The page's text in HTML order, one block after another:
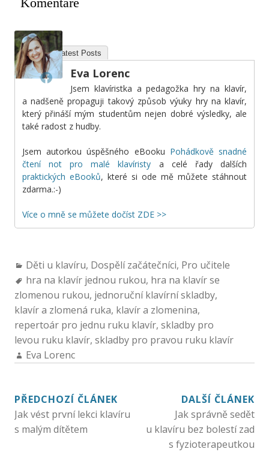
About Latest Posts
Eva Lorenc
Jsem klavíristka a pedagožka hry na klavír,
a nadšeně propaguji takový způsob výuky hry na klavír,
který přináší mým studentům nejen dobré výsledky, ale
také radost z hudby.
Jsem autorkou úspěšného eBooku Pohádkově snadné
čtení not pro malé klavíristy a celé řady dalších
praktických eBooků, které si ode mě můžete stáhnout
zdarma.:-)
Více o mně se můžete dočíst ZDE >>
Děti u klavíru, Dospělí začátečníci, Pro učitele
hra na klavír jednou rukou, hra na klavír se
zlomenou rukou, jednoruční klavírní skladby,
klavír a zlomená ruka, klavír a zlomenina,
repertoár pro jednu ruku klavír, skladby pro
levou ruku klavír, skladby pro pravou ruku klavír
Eva Lorenc
PŘEDCHOZÍ ČLÁNEK
Jak vést první lekci klavíru
s malým dítětem
DALŠÍ ČLÁNEK
Jak správně sedět
u klavíru bez bolestí zad
s fyzioterapeutkou